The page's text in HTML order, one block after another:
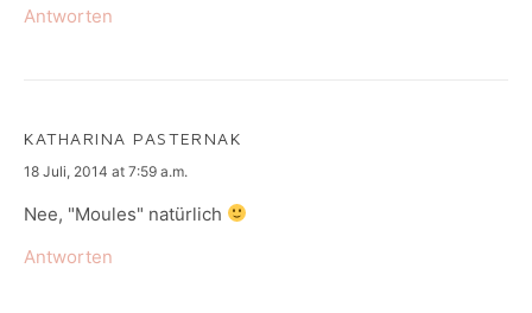
Antworten
KATHARINA PASTERNAK
says:
18 Juli, 2014 at 7:59 a.m.
Nee, "Moules" natürlich
Antworten